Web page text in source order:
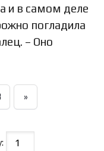
и в самом деле
погладила
– Оно
»